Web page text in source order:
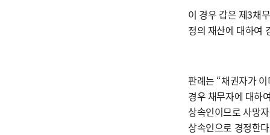
이 경우 갑은 제3채
정의 재산에 대하여
판례는 “채권자가
경우 채무자에 대하
상속인이므로 사망
상속인으로 경정한